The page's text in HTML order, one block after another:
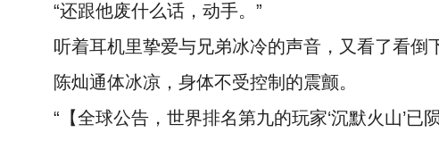
“还跟他废什么话，动手。”
听着耳机里挚爱与兄弟冰冷的声音，又看了看倒
陈灿通体冰凉，身体不受控制的震颤。
“【全球公告，世界排名第九的玩家‘沉默火山’已